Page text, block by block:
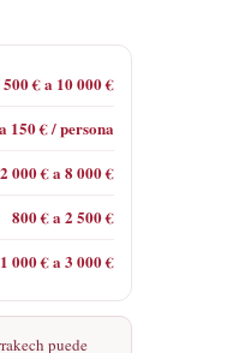
500 € a 10 000 €
150 € / persona
2 000 € a 8 000 €
800 € a 2 500 €
1 000 € a 3 000 €
puede